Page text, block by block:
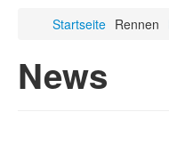
Startseite Rennen
News